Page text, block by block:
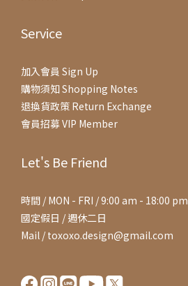
Service
加入會員 Sign Up
購物須知 Shopping Notes
退換貨政策 Return Exchange
會員招募 VIP Member
Let's Be Friend
時間 / MON - FRI / 9:00 am - 18:00 pm
國定假日 / 週休二日
Mail / toxoxo.design@gmail.com